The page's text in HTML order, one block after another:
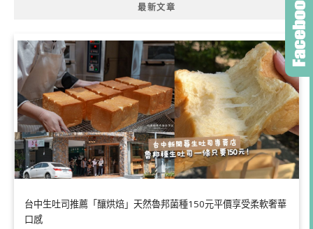
最新文章
台中生吐司推薦「釀烘焙」天然魯邦菌種150元平價享受柔軟奢華
口感